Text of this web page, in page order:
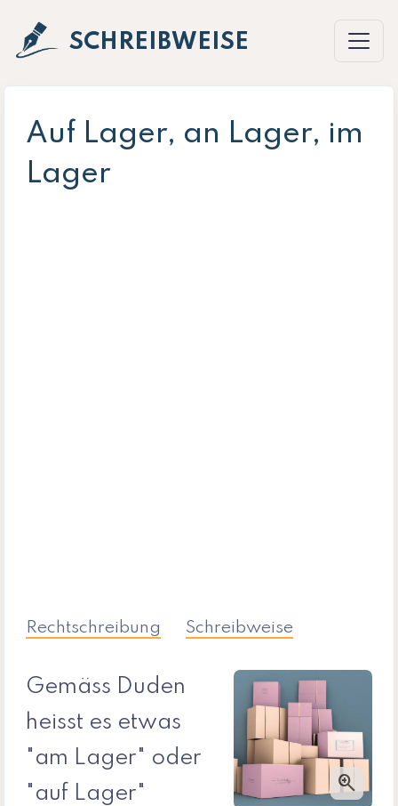
SCHREIBWEISE
Auf Lager, an Lager, im
Lager
Rechtschreibung Schreibweise
zoom_in
Gemäss Duden
heisst es etwas
"am Lager" oder
"auf Lager"